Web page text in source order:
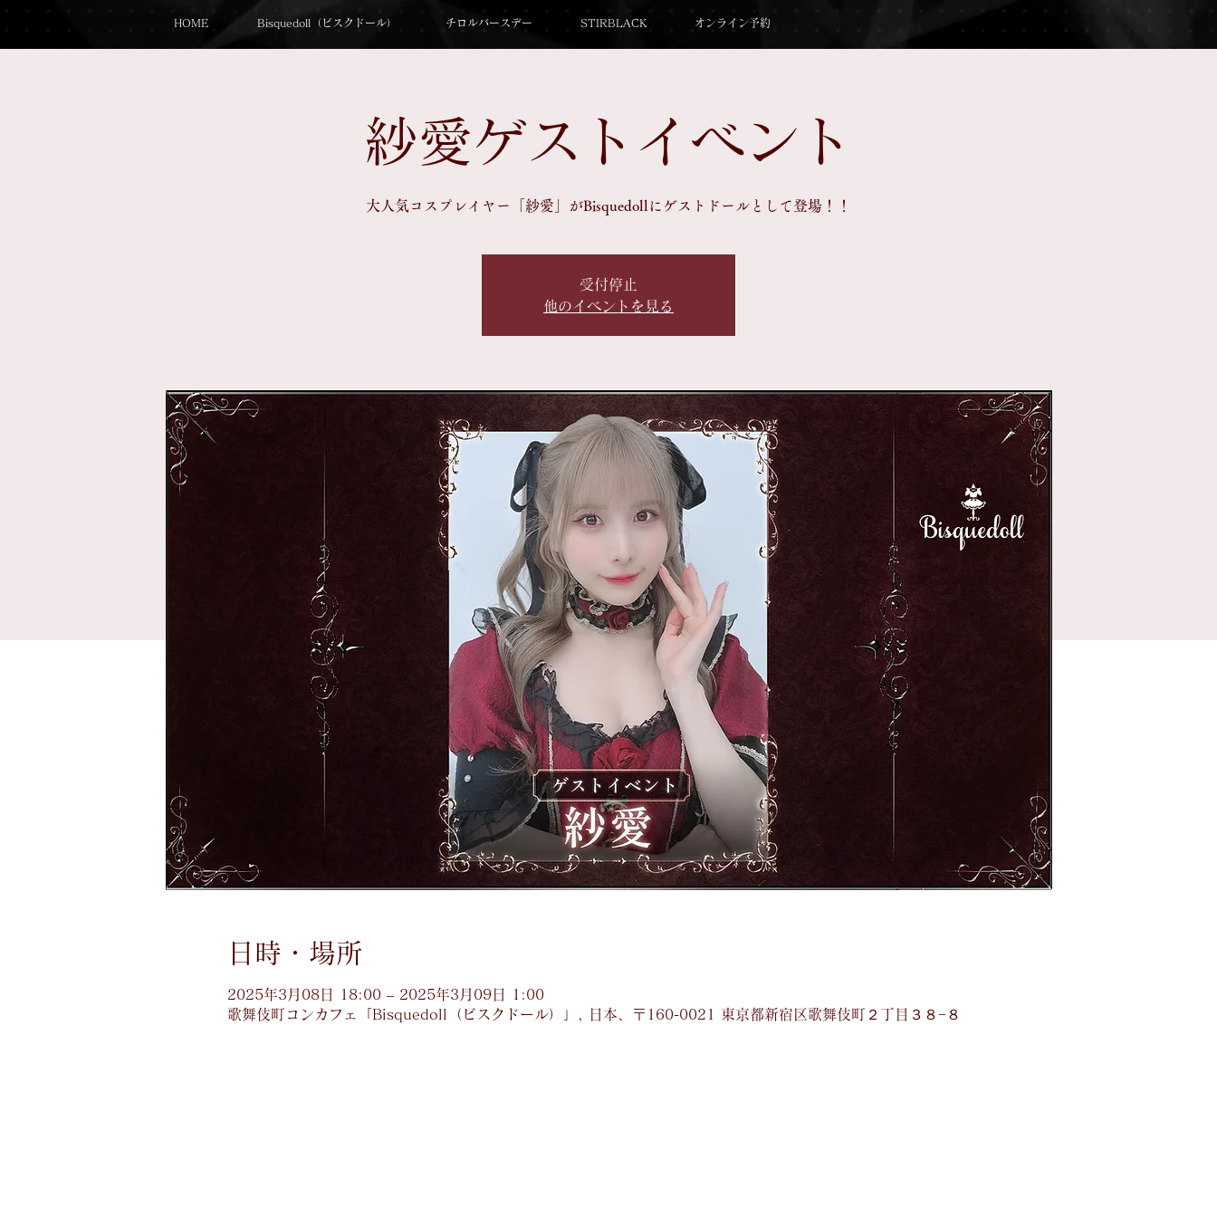
HOME Bisquedoll（ビスクドール） チロルバースデー STIRBLACK オンライン予約
紗愛ゲストイベント
大人気コスプレイヤー「紗愛」がBisquedollにゲストドールとして登場！！
受付停止
他のイベントを見る
日時・場所
2025年3月08日 18:00 – 2025年3月09日 1:00
歌舞伎町コンカフェ「Bisquedoll（ビスクドール）」, 日本、〒160-0021 東京都新宿区歌舞伎町２丁目３８−８